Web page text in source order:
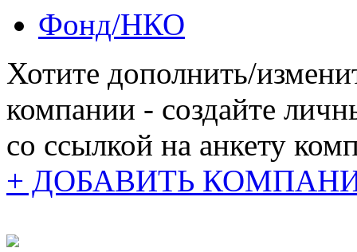
Фонд/НКО
Хотите дополнить/
компании - создайте
cо ссылкой на анкету
+ ДОБАВИТЬ